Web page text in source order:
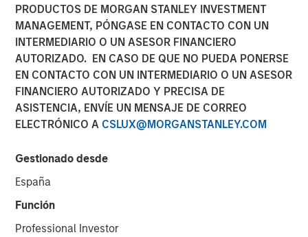
PRODUCTOS DE MORGAN STANLEY INVESTMENT
MANAGEMENT, PÓNGASE EN CONTACTO CON UN
INTERMEDIARIO O UN ASESOR FINANCIERO
AUTORIZADO. EN CASO DE QUE NO PUEDA PONERSE
EN CONTACTO CON UN INTERMEDIARIO O UN ASESOR
FINANCIERO AUTORIZADO Y PRECISA DE
ASISTENCIA, ENVÍE UN MENSAJE DE CORREO
ELECTRÓNICO A CSLUX@MORGANSTANLEY.COM
Gestionado desde
España
Función
Professional Investor
26 MARZO 2024
NEW YORK – March 26, 2024 8:00 AM ET
Partners (“MSCP”) today announced the sale of World 50
50” or the “Company”) to a single asset GP-led
continuation fund investment vehicle managed by an
affiliate of MSCP. The continuation fund is led by